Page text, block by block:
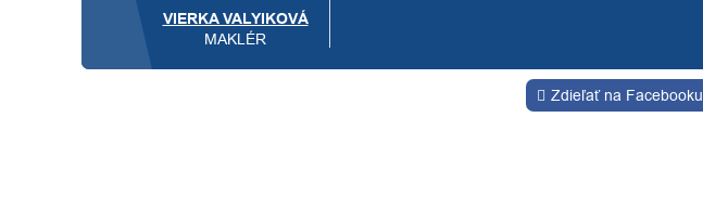
VIERKA VALYIKOVÁ
MAKLÉR
Zdieľať na Facebooku